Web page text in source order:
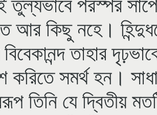
পরস্পর
আর কিছু নহে।
তাহার
করিতে সমর্থ হন।
তিনি যে দ্বিতীয়